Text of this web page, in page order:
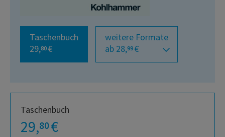
Taschenbuch
29,80 €
weitere Formate
ab 28,99 €
Taschenbuch
29,80€